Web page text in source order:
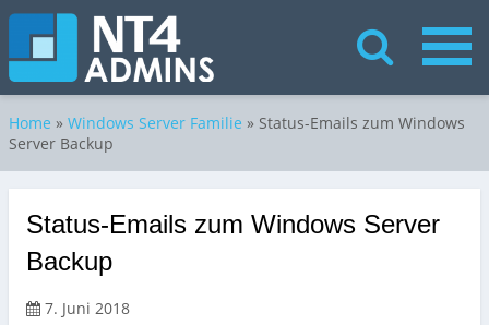
Home » Windows Server Familie » Status-Emails zum Windows
Server Backup
Status-Emails zum Windows Server
Backup
7. Juni 2018